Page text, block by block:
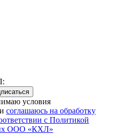
условия
и соглашаюсь на обработку
с Политикой
ООО «КХЛ»